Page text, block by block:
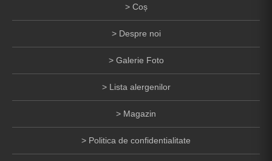
Coș
Despre noi
Galerie Foto
Lista alergenilor
Magazin
Politica de confidentialitate